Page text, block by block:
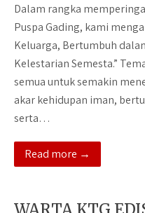
Dalam rangka
Puspa Gading, kami
Keluarga, Bertumbuh
Kelestarian Semesta.”
semua untuk semakin
akar kehidupan iman,
serta…
Read more →